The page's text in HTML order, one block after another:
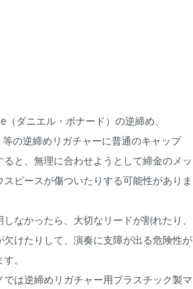
ダニエル・ボナード）の逆締め、
の逆締めリガチャーに普通のキャップ
ると、無理に合わせようとして締金のメッ
ピースが傷ついたりする可能性がありま
なかったら、大切なリードが割れたり、
欠けたりして、演奏に支障が出る危険性が
。
は逆締めリガチャー用プラスチック製マ